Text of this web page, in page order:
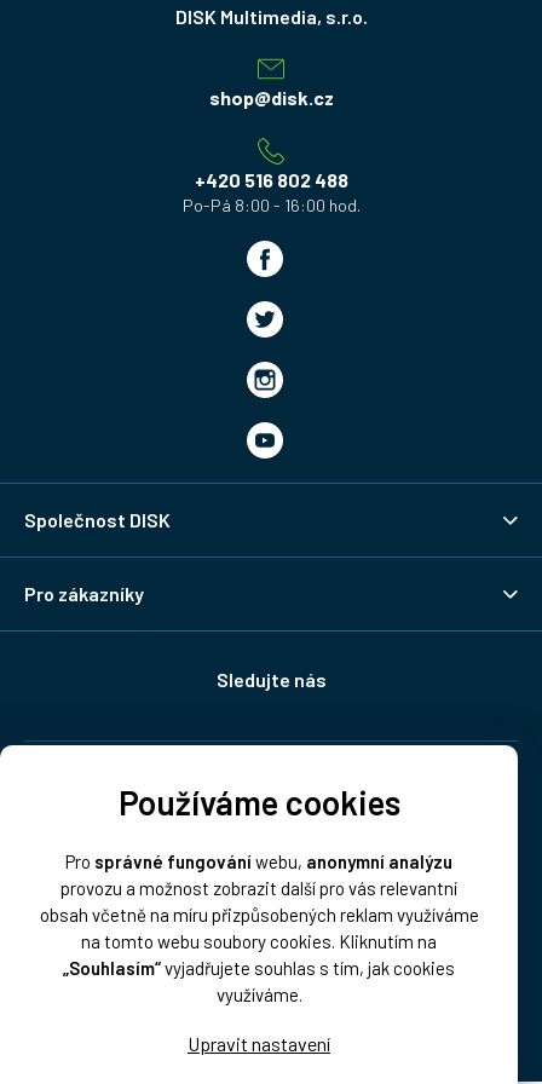
Používáme cookies
Pro správné fungováníwebu, anonymní analýzu
provozu a možnost zobrazit další pro vás relevantní
obsah včetně na míru přizpůsobených reklam využíváme
na tomto webu soubory cookies. Kliknutím na
„Souhlasím“vyjadřujete souhlas s tím, jak cookies
využíváme.
shop@disk.cz
+420 516 802 488
Společnost DISK
Pro zákazníky
Sledujte nás
Platba: